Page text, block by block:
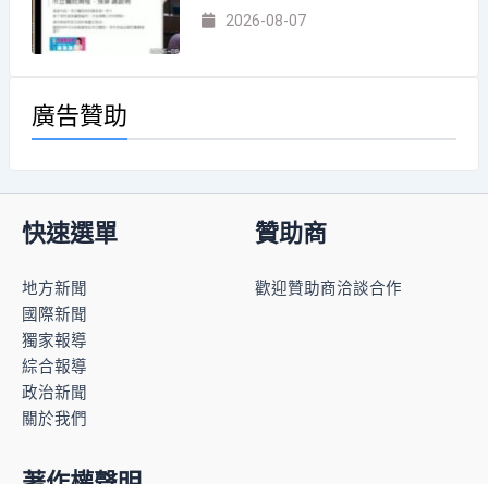
2026-08-07
廣告贊助
快速選單
地方新聞
國際新聞
獨家報導
綜合報導
政治新聞
關於我們
贊助商
歡迎贊助商洽談合作